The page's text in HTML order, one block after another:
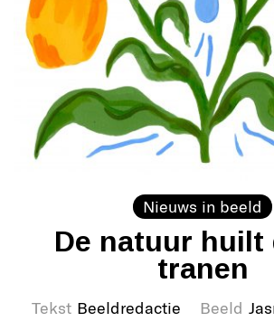
Nieuws in beeld
De natuur huilt
tranen
Tekst Beeldredactie Beeld